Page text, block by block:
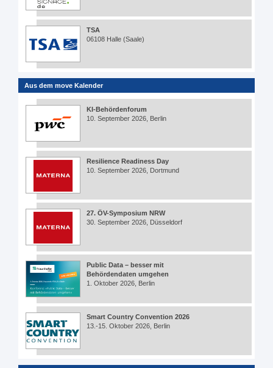
TSA
06108 Halle (Saale)
Aus dem move Kalender
KI-Behördenforum
10. September 2026, Berlin
Resilience Readiness Day
10. September 2026, Dortmund
27. ÖV-Symposium NRW
30. September 2026, Düsseldorf
Public Data – besser mit
Behördendaten umgehen
1. Oktober 2026, Berlin
Smart Country Convention 2026
13.-15. Oktober 2026, Berlin